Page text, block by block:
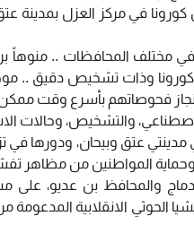
في مركز العزل بمدينة
مختلف المحافظات .. منوهاً
وذات تشخيص دقيق ..
فحوصاتهم بأسرع وقت
تضم 46 سريرا ووحدات التنفس الاصطناعي، والتشخيص،
عتق وبيحان، ودورها في
وحماية المواطنين من مظاهر
والمحافظ بن عديو، على
الانقلابية المدعومة من